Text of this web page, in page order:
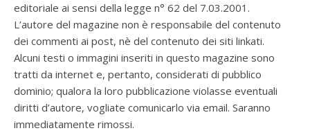
editoriale ai sensi della legge n° 62 del 7.03.2001.
L’autore del magazine non è responsabile del contenuto
dei commenti ai post, nè del contenuto dei siti linkati.
Alcuni testi o immagini inseriti in questo magazine sono
tratti da internet e, pertanto, considerati di pubblico
dominio; qualora la loro pubblicazione violasse eventuali
diritti d’autore, vogliate comunicarlo via email. Saranno
immediatamente rimossi.